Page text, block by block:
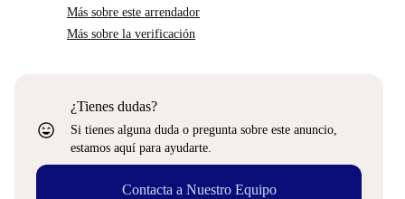
Más sobre este arrendador
Más sobre la verificación
sentiment_very_satisfied
¿Tienes dudas?
Si tienes alguna duda o pregunta sobre este anuncio,
estamos aquí para ayudarte.
Contacta a Nuestro Equipo